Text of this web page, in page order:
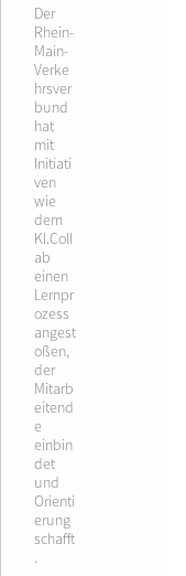
Der
Rhein-
Main-
Verke
hrsver
bund
hat
mit
Initiati
ven
wie
dem
KI.Coll
ab
einen
Lernpr
ozess
angest
oßen,
der
Mitarb
eitend
e
einbin
det
und
Orienti
erung
schafft
.